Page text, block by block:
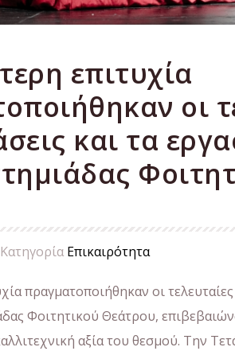
επιτυχία
οι
και τα
Κατηγορία Επικαιρότητα
πραγματοποιήθηκαν οι
Φοιτητικού Θεάτρου,
αξία του θεσμού. Την